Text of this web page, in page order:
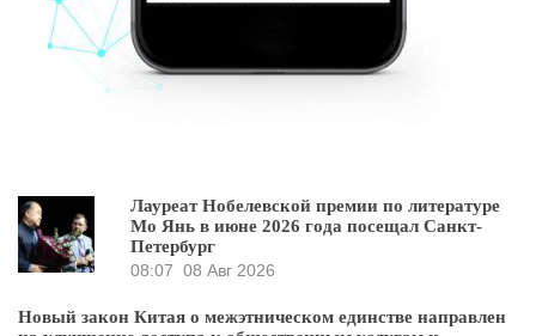
Лауреат Нобелевской премии по литературе
Мо Янь в июне 2026 года посещал Санкт-
Петербург
08:07 08 Авг 2026
Новый закон Китая о межэтническом единстве направлен